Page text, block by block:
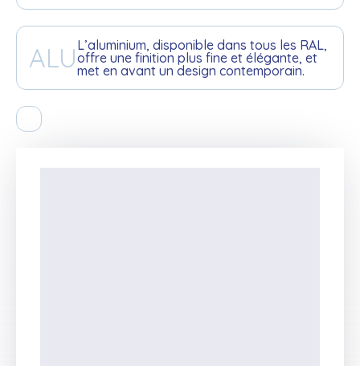
ALU L’aluminium, disponible dans tous les RAL,
offre une finition plus fine et élégante, et
met en avant un design contemporain.